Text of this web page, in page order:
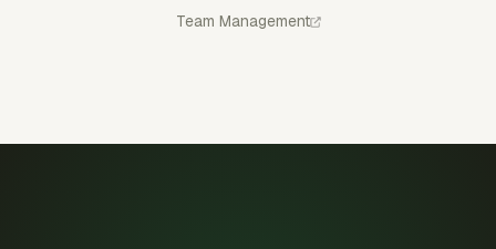
Team Management